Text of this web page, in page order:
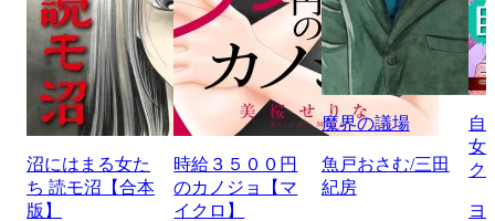
沼にはまる女た
ち 読モ沼【合本
版】
時給３５００円
のカノジョ【マ
イクロ】
魔界の議場
魚戸おさむ/三田
紀房
自
女
ク
ヨ